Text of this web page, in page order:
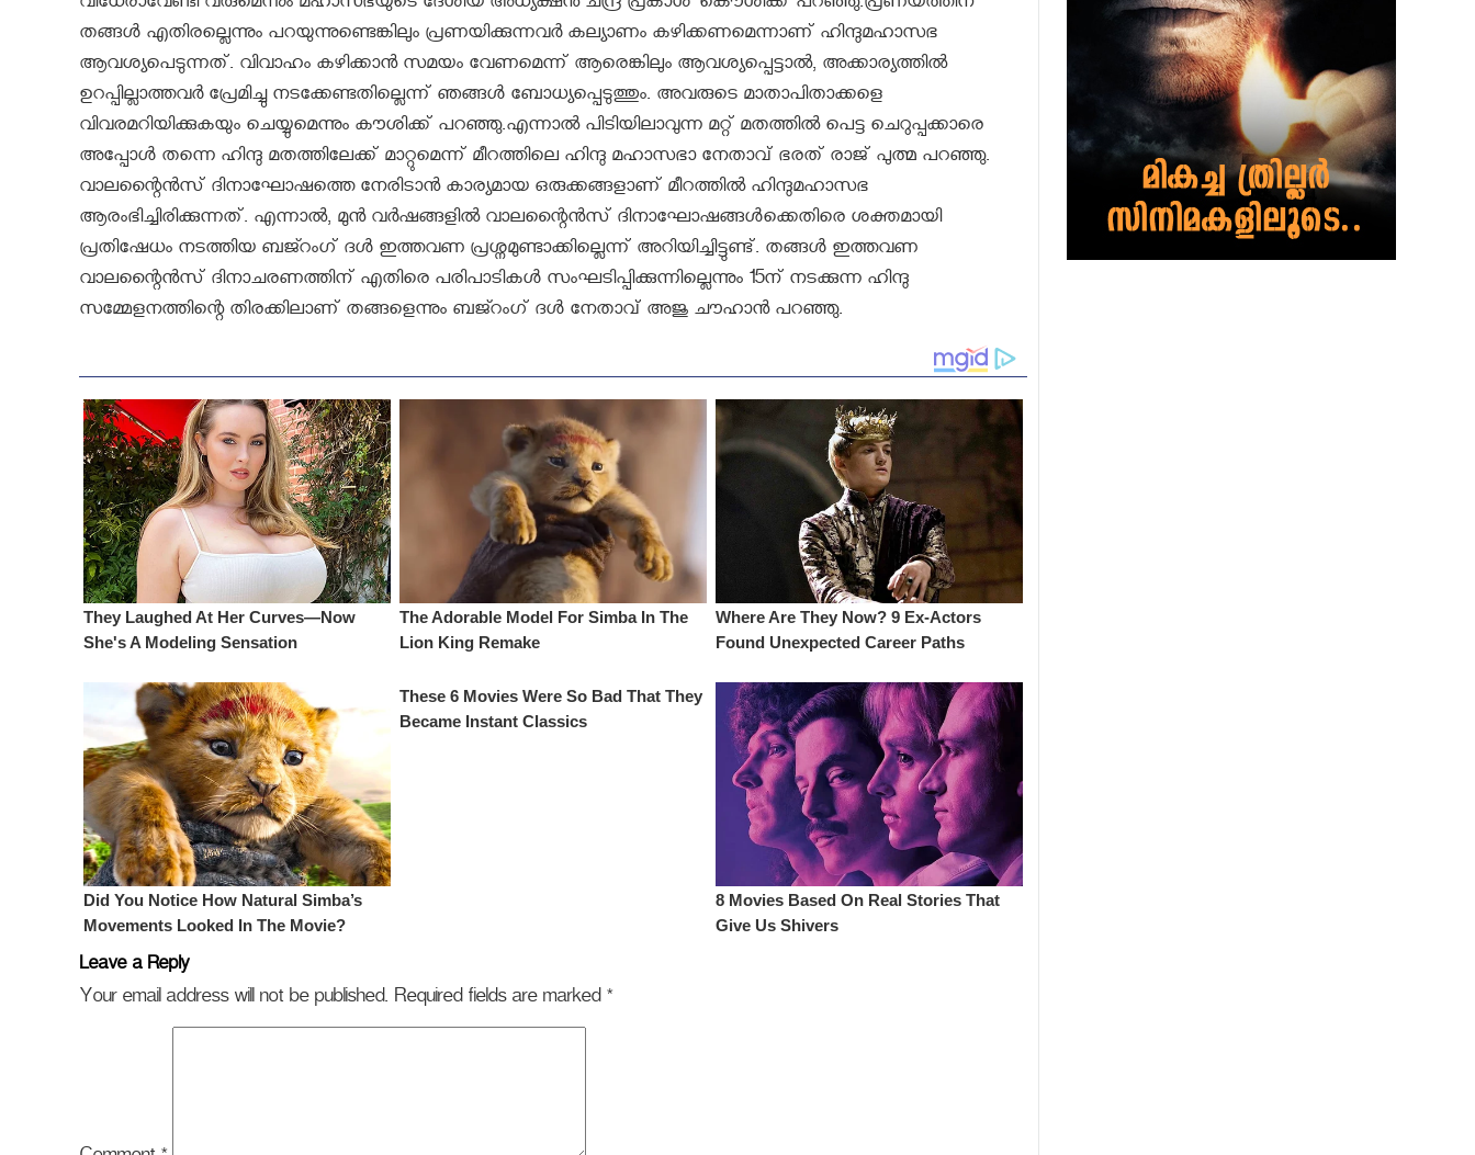
തങ്ങള്‍ എതിരല്ലെന്നും പറയുന്നുണ്ടെങ്കിലും പ്രണയിക്കുന്നവര്‍ കല്യാണം കഴിക്കണമെന്നാണ് ഹിന്ദുമഹാസഭ
ആവശ്യപെടുന്നത്. വിവാഹം കഴിക്കാന്‍ സമയം വേണമെന്ന് ആരെങ്കിലും ആവശ്യപ്പെട്ടാല്‍, അക്കാര്യത്തില്‍
ഉറപ്പില്ലാത്തവര്‍ പ്രേമിച്ചു നടക്കേണ്ടതില്ലെന്ന് ഞങ്ങള്‍ ബോധ്യപ്പെടുത്തും. അവരുടെ മാതാപിതാക്കളെ
വിവരമറിയിക്കുകയും ചെയ്യുമെന്നും കൗശിക്ക് പറഞ്ഞു.എന്നാല്‍ പിടിയിലാവുന്ന മറ്റ് മതത്തില്‍ പെട്ട ചെറുപ്പക്കാരെ
അപ്പോള്‍ തന്നെ ഹിന്ദു മതത്തിലേക്ക് മാറ്റുമെന്ന് മീറത്തിലെ ഹിന്ദു മഹാസഭാ നേതാവ് ഭരത് രാജ് പുത്മ പറഞ്ഞു.
വാലന്റൈന്‍സ് ദിനാഘോഷത്തെ നേരിടാന്‍ കാര്യമായ ഒരുക്കങ്ങളാണ് മീറത്തില്‍ ഹിന്ദുമഹാസഭ
ആരംഭിച്ചിരിക്കുന്നത്. എന്നാല്‍, മുന്‍ വര്‍ഷങ്ങളില്‍ വാലന്റൈന്‍സ് ദിനാഘോഷങ്ങള്‍ക്കെതിരെ ശക്തമായി
പ്രതിഷേധം നടത്തിയ ബജ്റംഗ് ദള്‍ ഇത്തവണ പ്രശ്നമുണ്ടാക്കില്ലെന്ന് അറിയിച്ചിട്ടുണ്ട്. തങ്ങള്‍ ഇത്തവണ
വാലന്റൈന്‍സ് ദിനാചരണത്തിന് എതിരെ പരിപാടികള്‍ സംഘടിപ്പിക്കുന്നില്ലെന്നും 15ന് നടക്കുന്ന ഹിന്ദു
സമ്മേളനത്തിന്റെ തിരക്കിലാണ് തങ്ങളെന്നും ബജ്റംഗ് ദള്‍ നേതാവ് അജു ചൗഹാന്‍ പറഞ്ഞു.
Leave a Reply
Your email address will not be published. Required fields are marked *